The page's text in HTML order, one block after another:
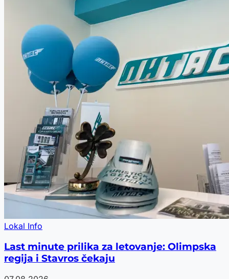
Lokal Info
Last minute prilika za letovanje: Olimpska
regija i Stavros čekaju